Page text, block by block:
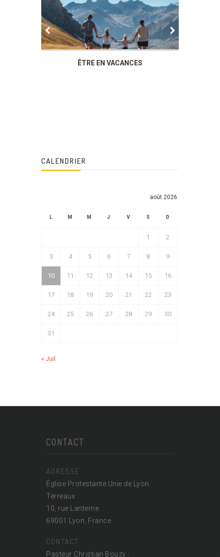
ÊTRE EN VACANCES
CALENDRIER
août 2026
L M M J V S D
1 2
3 4 5 6 7 8 9
10 11 12 13 14 15 16
17 18 19 20 21 22 23
24 25 26 27 28 29 30
31
« Juil
CONTACT
ADRESSE
Église Protestante Unie de Lyon
Terreaux
10, rue Lanterne
69001 Lyon, France
CONTACT
Pasteur Christian Bouzy :